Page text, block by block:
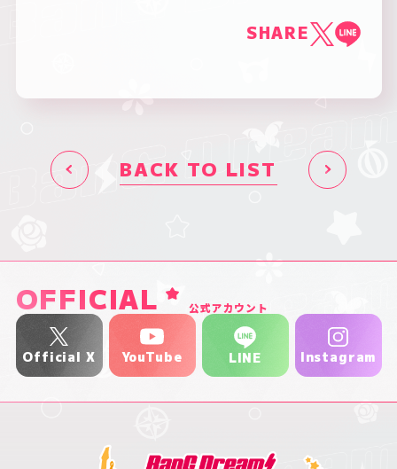
SHARE
BACK TO LIST
OFFICIAL 公式アカウント
Official X YouTube LINE Instagram